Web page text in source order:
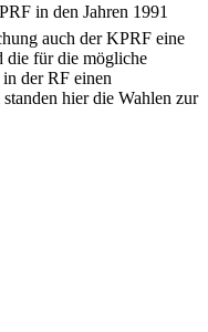
in den Jahren 1991 
auch der KPRF eine
die für die mögliche
der RF einen
hier die Wahlen zur